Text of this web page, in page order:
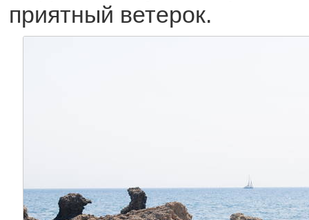
приятный ветерок.